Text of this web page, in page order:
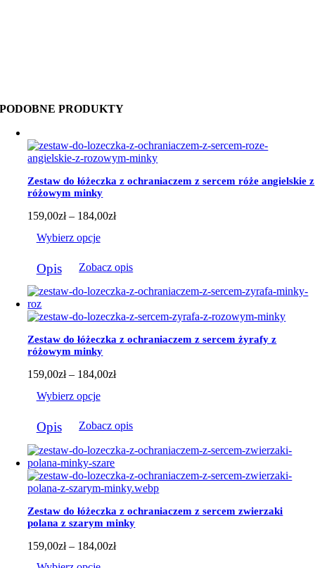
PODOBNE PRODUKTY
Zestaw do łóżeczka z ochraniaczem z sercem róże angielskie z
różowym minky
159,00zł – 184,00złZakres
do
Wybierz opcje
produkt
ma
wiele
wariantów.
Opcje
można
wybrać
na
stronie
Opis Zobacz opis
Zestaw do łóżeczka z ochraniaczem z sercem żyrafy z
różowym minky
159,00zł – 184,00złZakres
do
Wybierz opcje
produkt
ma
wiele
wariantów.
Opcje
można
wybrać
na
stronie
produktu
Opis Zobacz opis
Zestaw do łóżeczka z ochraniaczem z sercem zwierzaki
polana z szarym minky
159,00zł – 184,00złZakres